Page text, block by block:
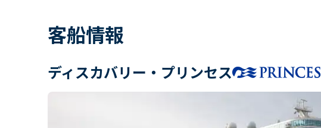
客船情報
ディスカバリー・プリンセス